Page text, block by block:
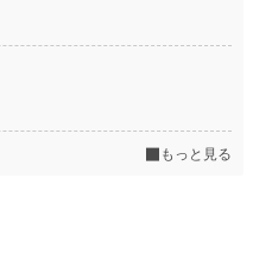
もっと見る